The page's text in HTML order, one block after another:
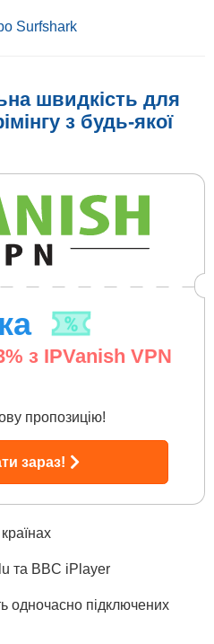
Surfshark
швидкість для
з будь-якої
% з IPVanish VPN
пропозицію!
зараз!
та BBC iPlayer
одночасно підключених